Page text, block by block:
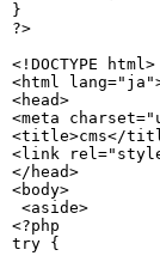
}
?>
<!DOCTYPE html>
<html
<head>
<meta
<title>cms</
<link
</head>
<body>
<?php
try {